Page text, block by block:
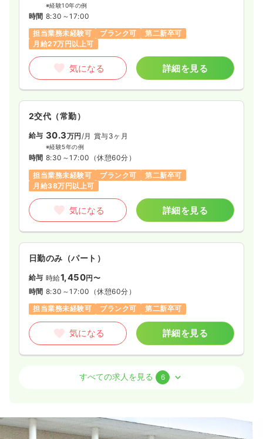
※経験10年の例
時間 8:30～17:00
担当業務未経験可
ブランク可
第二新卒可
月給27万円以上可
気になる 詳細を見る
2交代（常勤）
給与 30.3万円/月 賞与3ヶ月
※経験5年の例
時間 8:30～17:00 （休憩60分）
担当業務未経験可
ブランク可
第二新卒可
月給38万円以上可
気になる 詳細を見る
日勤のみ（パート）
給与 時給1,450円〜
時間 8:30～17:00 （休憩60分）
担当業務未経験可
ブランク可 第二新卒可
気になる 詳細を見る
正看護師 / 管理職
給与 480 万円〜
※一例
すべての求人を見る 6